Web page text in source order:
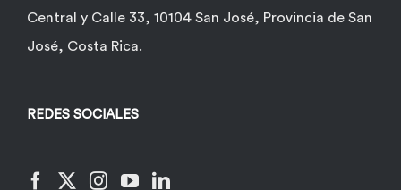
Central y Calle 33, 10104 San José, Provincia de San
José, Costa Rica.
REDES SOCIALES